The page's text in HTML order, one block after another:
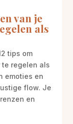
van je
als
tips om
regelen als
emoties en
flow. Je
en